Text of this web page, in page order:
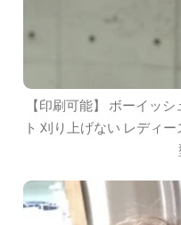
【印刷可能】 ボーイッ
ト 刈り上げない レディ